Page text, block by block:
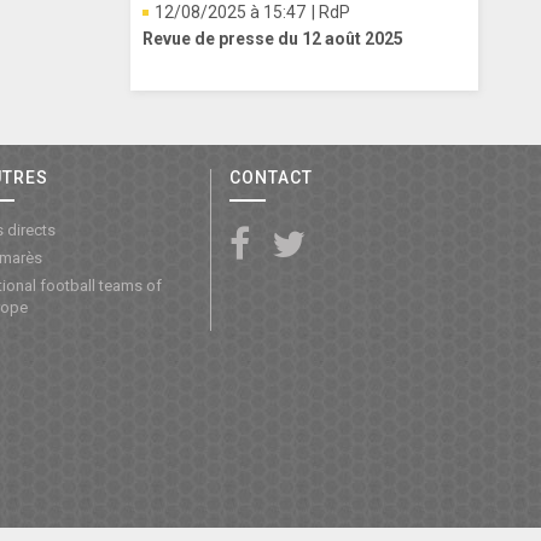
12/08/2025 à 15:47
| RdP
Revue de presse du 12 août 2025
directs
football teams of
CONTACT